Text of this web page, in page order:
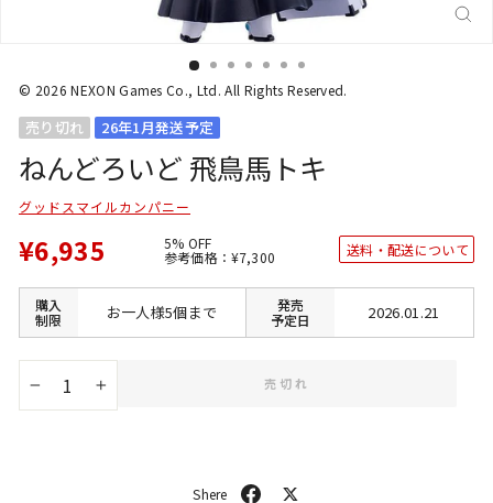
© 2026 NEXON Games Co., Ltd. All Rights Reserved.
売り切れ 26年1月発送予定
ねんどろいど 飛鳥馬トキ
グッドスマイルカンパニー
¥6,935 5% OFF
参考価格：通
価
¥7,300
格
送料・配送について
購入
制限
お一人様5個まで
発売
予定日
2026.01.21
+
売切れ
シ